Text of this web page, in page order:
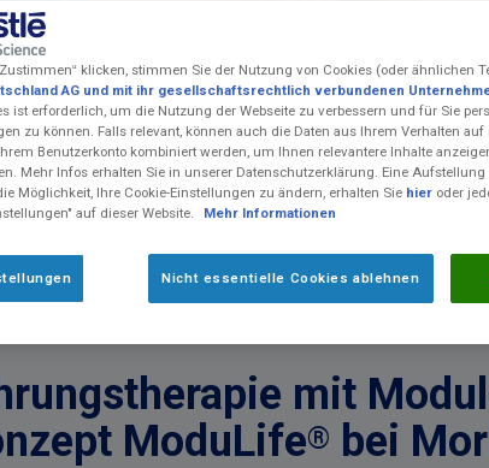
mit
ModuLife® bei
klicken, stimmen Sie der Nutzung von Cookies (oder ähnlichen
AG und mit ihr gesellschaftsrechtlich verbundenen
ist erforderlich, um die Nutzung der Webseite zu verbessern und für Sie
zu können. Falls relevant, können auch die Daten aus Ihrem Verhalten auf
Benutzerkonto kombiniert werden, um Ihnen relevantere Inhalte
Mehr Infos erhalten Sie in unserer Datenschutzerklärung. Eine Aufstellung
Möglichkeit, Ihre Cookie-Einstellungen zu ändern, erhalten Sie hier oder
auf dieser Website.
Mehr Informationen
Nicht essentielle Cookies ablehnen